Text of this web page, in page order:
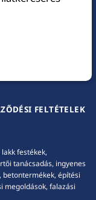
FELTÉTELEK
festékek,
tanácsadás, ingyenes
betontermékek, építési
megoldások, falazási